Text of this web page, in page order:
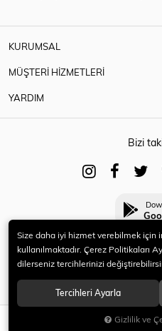
KURUMSAL
MÜŞTERİ HİZMETLERİ
YARDIM
Bizi
© 2021 HERYENİ.
Size daha iyi hizmet verebilmek için
kullanılmaktadır. Çerez Politikaları
dilerseniz tercihlerinizi
Tercihleri Ayarla
Gizlilik ve